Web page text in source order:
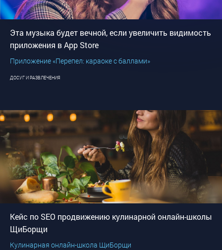
Эта музыка будет вечной, если увеличить видимость
приложения в App Store
Приложение «Перепел: караоке с баллами»
ДОСУГ И РАЗВЛЕЧЕНИЯ
Кейс по SEO продвижению кулинарной онлайн-школы
ЩиБорщи
Кулинарная онлайн-школа ЩиБорщи